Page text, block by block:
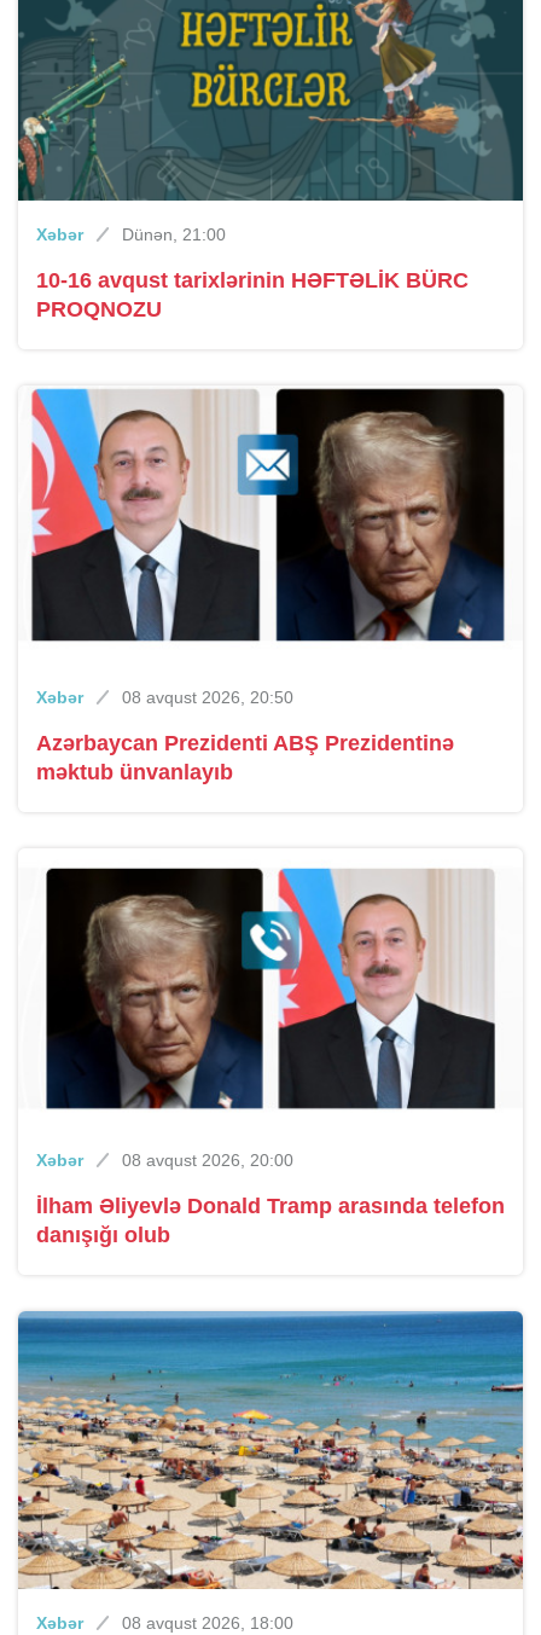
Xəbər Dünən, 21:00
10-16 avqust tarixlərinin HƏFTƏLİK BÜRC
PROQNOZU
Xəbər 08 avqust 2026, 20:50
Azərbaycan Prezidenti ABŞ Prezidentinə
məktub ünvanlayıb
Xəbər 08 avqust 2026, 20:00
İlham Əliyevlə Donald Tramp arasında telefon
danışığı olub
Xəbər 08 avqust 2026, 18:00